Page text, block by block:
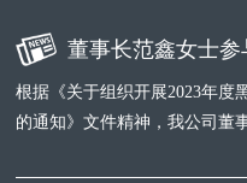
董事长范鑫女士参
根据《关于组织开展2023年度
的通知》文件精神，我公司董